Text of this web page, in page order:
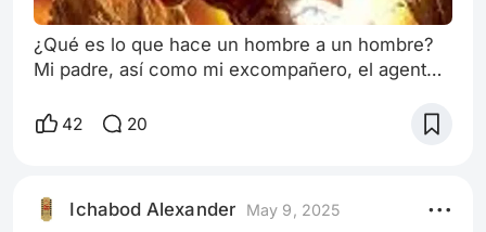
¿Qué es lo que hace un hombre a un hombre?
Mi padre, así como mi excompañero, el agente
vida. Han pasado casi 20 años desde mi
perdono a Liz por haber derretido la corona. Ese
ejército nos podría haber sido de utilidad
42 20
Ichabod Alexander May 9, 2025